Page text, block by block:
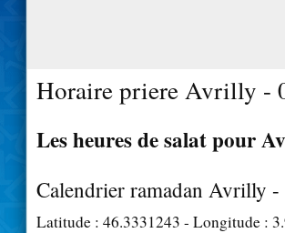
Horaire priere Avrilly -
Les heures de salat pour
Calendrier ramadan Avrilly -
Latitude : 46.3331243 - Longitude :